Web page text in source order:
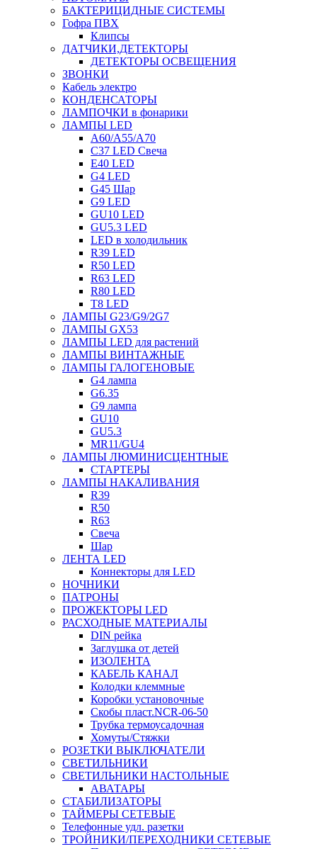
БАКТЕРИЦИДНЫЕ СИСТЕМЫ
Гофра ПВХ
Клипсы
ДАТЧИКИ,ДЕТЕКТОРЫ
ДЕТЕКТОРЫ ОСВЕЩЕНИЯ
ЗВОНКИ
Кабель электро
КОНДЕНСАТОРЫ
ЛАМПОЧКИ в фонарики
ЛАМПЫ LED
A60/A55/A70
C37 LED Свеча
E40 LED
G4 LED
G45 Шар
G9 LED
GU10 LED
GU5.3 LED
LED в холодильник
R39 LED
R50 LED
R63 LED
R80 LED
T8 LED
ЛАМПЫ G23/G9/2G7
ЛАМПЫ GX53
ЛАМПЫ LED для растений
ЛАМПЫ ВИНТАЖНЫЕ
ЛАМПЫ ГАЛОГЕНОВЫЕ
G4 лампа
G6.35
G9 лампа
GU10
GU5.3
MR11/GU4
ЛАМПЫ ЛЮМИНИСЦЕНТНЫЕ
СТАРТЕРЫ
ЛАМПЫ НАКАЛИВАНИЯ
R39
R50
R63
Свеча
Шар
ЛЕНТА LED
Коннекторы для LED
НОЧНИКИ
ПАТРОНЫ
ПРОЖЕКТОРЫ LED
РАСХОДНЫЕ МАТЕРИАЛЫ
DIN рейка
Заглушка от детей
ИЗОЛЕНТА
КАБЕЛЬ КАНАЛ
Колодки клеммные
Коробки установочные
Скобы пласт.NCR-06-50
Трубка термоусадочная
Хомуты/Стяжки
РОЗЕТКИ ВЫКЛЮЧАТЕЛИ
СВЕТИЛЬНИКИ
СВЕТИЛЬНИКИ НАСТОЛЬНЫЕ
АВАТАРЫ
СТАБИЛИЗАТОРЫ
ТАЙМЕРЫ СЕТЕВЫЕ
Телефонные удл. разетки
ТРОЙНИКИ/ПЕРЕХОДНИКИ СЕТЕВЫЕ